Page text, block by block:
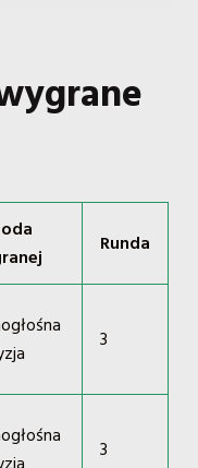
Runda
3
3